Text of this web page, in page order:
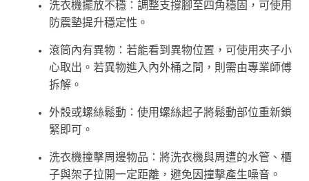
洗衣機擺放不穩：調整支撐腳至四角穩固，可使用
防震墊提升穩定性。
滾筒內有異物：若能看到異物位置，可使用夾子小
心取出。若異物進入內外桶之間，則需由專業師傅
拆解。
外殼或螺絲鬆動：使用螺絲起子將鬆動部位重新鎖
緊即可。
洗衣機撞擊周邊物品：將洗衣機與周遭的水管、櫃
子與架子拉開一定距離，避免因撞擊產生噪音。